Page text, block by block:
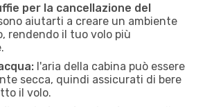
per la cancellazione del
aiutarti a creare un ambiente
rendendo il tuo volo più
l'aria della cabina può essere
secca, quindi assicurati di bere
il volo.